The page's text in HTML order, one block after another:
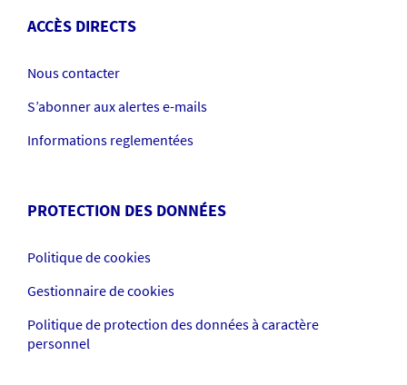
ACCÈS DIRECTS
Nous contacter
S’abonner aux alertes e-mails
Informations reglementées
PROTECTION DES DONNÉES
Politique de cookies
Gestionnaire de cookies
Politique de protection des données à caractère
personnel